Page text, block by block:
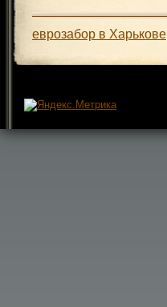
еврозабор в Харькове